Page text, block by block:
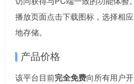
播放页面点击下载图标，选择相
地存储。
产品价格
该平台目前完全免费向所有用户